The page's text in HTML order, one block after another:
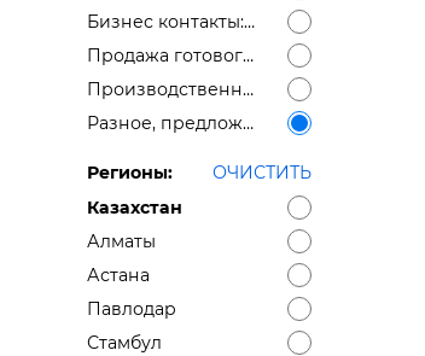
Бизнес контакты: ищу дилера, ищем постоянного поставщика окон
Продажа готового бизнеса
Производственные площади, офисы
Разное, предложение, спрос
Регионы:
ОЧИСТИТЬ
Казахстан
Алматы
Астана
Павлодар
Стамбул